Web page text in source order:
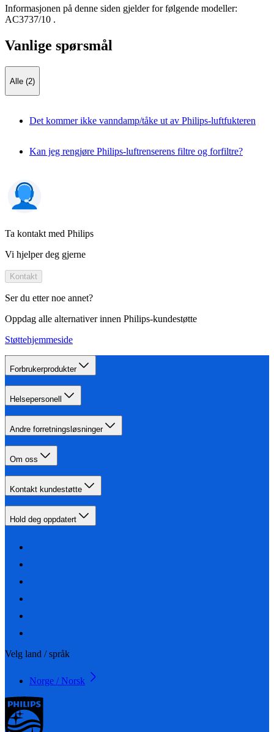
Informasjonen på denne siden gjelder for følgende modeller:
AC3737/10 .
Vanlige spørsmål
Alle (2)
Det kommer ikke vanndamp/tåke ut av Philips-luftfukteren
Kan jeg rengjøre Philips-luftrenserens filtre og forfiltre?
Ta kontakt med Philips
Vi hjelper deg gjerne
Kontakt
Ser du etter noe annet?
Oppdag alle alternativer innen Philips-kundestøtte
Støttehjemmeside
Forbrukerprodukter
Helsepersonell
Andre forretningsløsninger
Om oss
Kontakt kundestøtte
Hold deg oppdatert
Velg land / språk
Norge / Norsk